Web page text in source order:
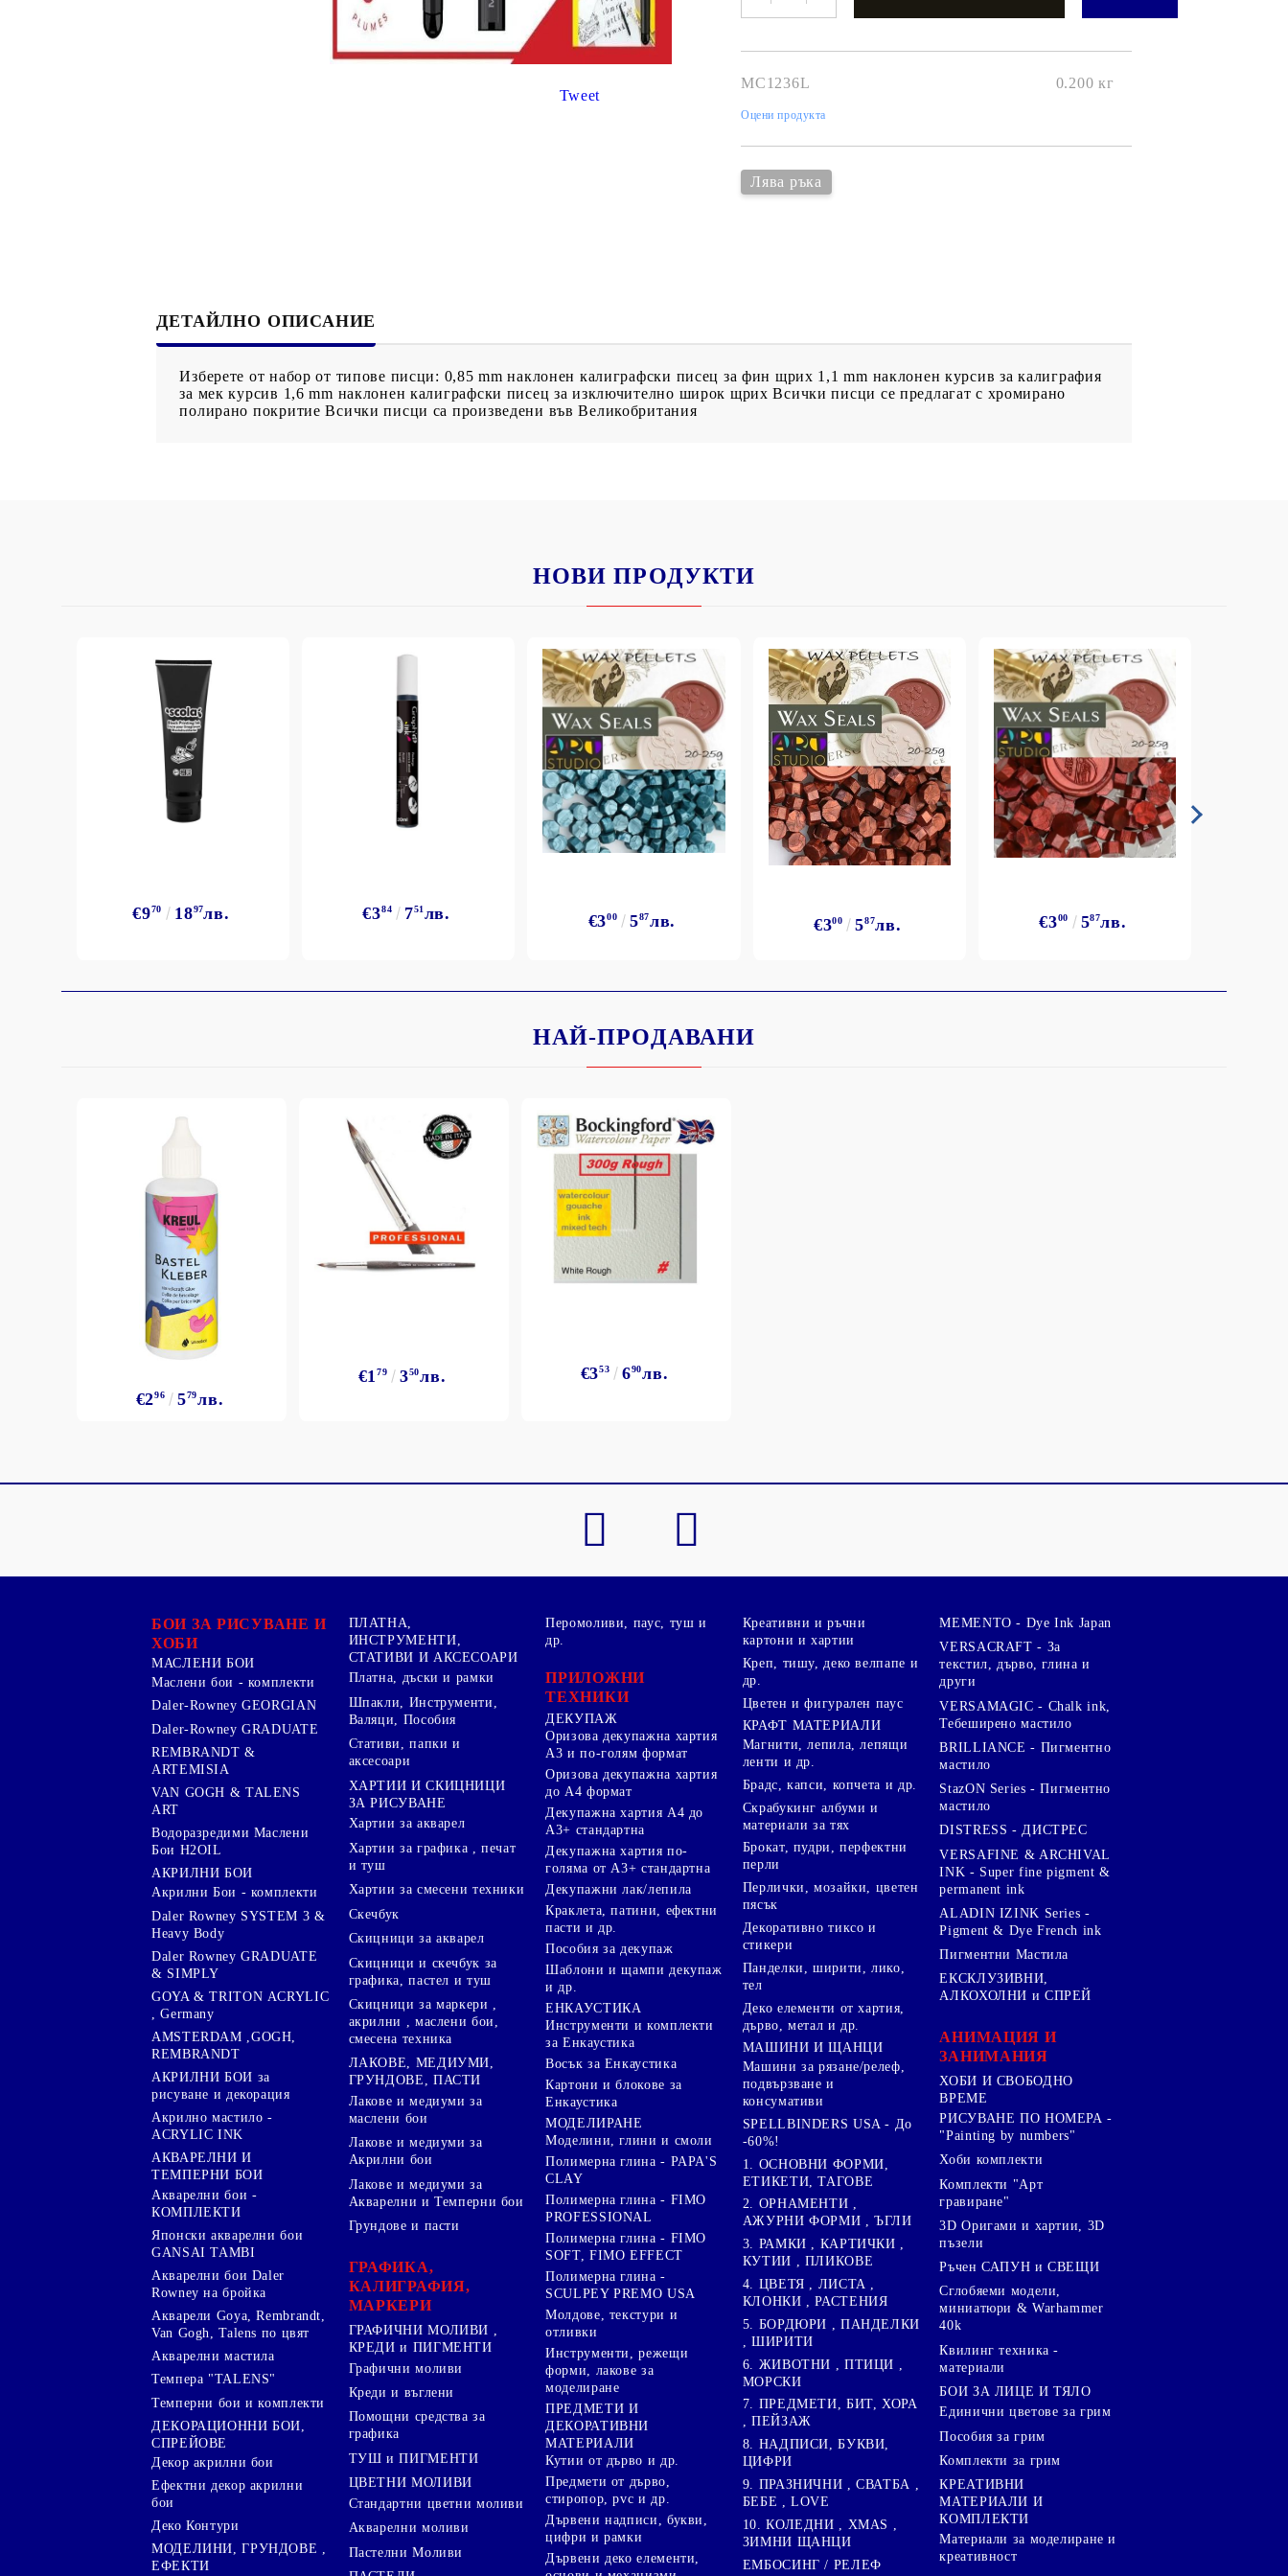
Моят профил
BGN EUR
EN
Гумирани листи, пера, шринк пластмаса и др.
10. КОЛЕДНИ , XMAS , ЗИМНИ
глина и други
Тебеширено мастило
BRILLIANCE - Пигментно мастило
ВОСЪЦИ
ХАРТИИ, ЗАГОТОВКИ ЗА
КАРТИЧКИ, ПЛИКОВЕ
Креп, тишу, деко велпапе и др.
Цветен и фигурален паус
ЕМБОСИНГ / РЕЛЕФ ТЕХНИКА
Tweet
MC1236L 0.200 кг
Оцени продукта
Лява ръка
ДЕТАЙЛНО ОПИСАНИЕ
Изберете от набор от типове писци: 0,85 mm наклонен калиграфски писец за фин щрих 1,1 mm наклонен курсив за калиграфия
за мек курсив 1,6 mm наклонен калиграфски писец за изключително широк щрих Всички писци се предлагат с хромирано
полирано покритие Всички писци са произведени във Великобритания
НОВИ ПРОДУКТИ
€970 1897лв. €384 751лв. €300 587лв. €300 587лв. €300 587лв.
НАЙ-ПРОДАВАНИ
€296 579лв.
€179 350лв. €353 690лв.
БОИ ЗА РИСУВАНЕ И
ХОБИ
МАСЛЕНИ БОИ
Маслени бои - комплекти
Daler-Rowney GEORGIAN
Daler-Rowney GRADUATE
REMBRANDT &
ARTEMISIA
VAN GOGH & TALENS
ART
Водоразредими Маслени
Бои H2OIL
АКРИЛНИ БОИ
Акрилни Бои - комплекти
Daler Rowney SYSTEM 3 &
Heavy Body
Daler Rowney GRADUATE
& SIMPLY
GOYA & TRITON АCRYLIC
, Germany
AMSTERDAM ,GOGH,
REMBRANDT
АКРИЛНИ БОИ за
рисуване и декорация
Акрилно мастило -
ACRYLIC INK
АКВАРЕЛНИ И
ТЕМПЕРНИ БОИ
Акварелни бои -
КОМПЛЕКТИ
Японски акварелни бои
GANSAI TAMBI
Акварелни бои Daler
Rowney на бройка
Акварели Goya, Rembrandt,
Van Gogh, Talens по цвят
Акварелни мастила
Темпера "TALENS"
Темперни бои и комплекти
ДЕКОРАЦИОННИ БОИ,
СПРЕЙОВЕ
Декор акрилни бои
Ефектни декор акрилни
бои
Деко Контури
МОДЕЛИНИ, ГРУНДОВЕ ,
ЕФЕКТИ
ПЛАТНА,
ИНСТРУМЕНТИ,
СТАТИВИ И АКСЕСОАРИ
Платна, дъски и рамки
Шпакли, Инструменти,
Валяци, Пособия
Стативи, папки и
аксесоари
ХАРТИИ И СКИЦНИЦИ
ЗА РИСУВАНЕ
Хартии за акварел
Хартии за графика , печат
и туш
Хартии за смесени техники
Скечбук
Скицници за акварел
Скицници и скечбук за
графика, пастел и туш
Скицници за маркери ,
акрилни , маслени бои,
смесена техника
ЛАКОВЕ, МЕДИУМИ,
ГРУНДОВЕ, ПАСТИ
Лакове и медиуми за
маслени бои
Лакове и медиуми за
Акрилни бои
Лакове и медиуми за
Акварелни и Темперни бои
Грундове и пасти
ГРАФИКА,
КАЛИГРАФИЯ,
МАРКЕРИ
ГРАФИЧНИ МОЛИВИ ,
КРЕДИ и ПИГМЕНТИ
Графични моливи
Креди и въглени
Помощни средства за
графика
ТУШ и ПИГМЕНТИ
ЦВЕТНИ МОЛИВИ
Стандартни цветни моливи
Акварелни моливи
Пастелни Моливи
Перомоливи, паус, туш и
др.
ПРИЛОЖНИ
ТЕХНИКИ
ДЕКУПАЖ
Оризова декупажна хартия
А3 и по-голям формат
Оризова декупажна хартия
до А4 формат
Декупажна хартия А4 до
А3+ стандартна
Декупажна хартия по-
голяма от А3+ стандартна
Декупажни лак/лепила
Краклета, патини, ефектни
пасти и др.
Пособия за декупаж
Шаблони и щампи декупаж
и др.
ЕНКАУСТИКА
Инструменти и комплекти
за Енкаустика
Восък за Енкаустика
Картони и блокове за
Енкаустика
МОДЕЛИРАНЕ
Моделини, глини и смоли
Полимерна глина - PAPA'S
CLAY
Полимерна глина - FIMO
PROFESSIONAL
Полимерна глина - FIMO
SOFT, FIMO EFFECT
Полимерна глина -
SCULPEY PREMO USA
Молдове, текстури и
отливки
Инструменти, режещи
форми, лакове за
моделиране
ПРЕДМЕТИ И
ДЕКОРАТИВНИ
МАТЕРИАЛИ
Кутии от дърво и др.
Предмети от дърво,
стиропор, pvc и др.
Дървени надписи, букви,
цифри и рамки
Дървени деко елементи,
Креативни и ръчни
картони и хартии
Креп, тишу, деко велпапе и
др.
Цветен и фигурален паус
КРАФТ МАТЕРИАЛИ
Магнити, лепила, лепящи
ленти и др.
Брадс, капси, копчета и др.
Скрабукинг албуми и
материали за тях
Брокат, пудри, перфектни
перли
Перлички, мозайки, цветен
пясък
Декоративно тиксо и
стикери
Панделки, ширити, лико,
тел
Деко елементи от хартия,
дърво, метал и др.
МАШИНИ И ЩАНЦИ
Машини за рязане/релеф,
подвързване и
консумативи
SPELLBINDERS USA - До
-60%!
1. ОСНОВНИ ФОРМИ,
ЕТИКЕТИ, ТАГОВЕ
2. ОРНАМЕНТИ ,
АЖУРНИ ФОРМИ , ЪГЛИ
3. РАМКИ , КАРТИЧКИ ,
КУТИИ , ПЛИКОВЕ
4. ЦВЕТЯ , ЛИСТА ,
КЛОНКИ , РАСТЕНИЯ
5. БОРДЮРИ , ПАНДЕЛКИ
, ШИРИТИ
6. ЖИВОТНИ , ПТИЦИ ,
МОРСКИ
7. ПРЕДМЕТИ, БИТ, ХОРА
, ПЕЙЗАЖ
8. НАДПИСИ, БУКВИ,
ЦИФРИ
9. ПРАЗНИЧНИ , СВАТБА ,
БЕБЕ , LOVE
10. КОЛЕДНИ , XMAS ,
ЗИМНИ ЩАНЦИ
ЕМБОСИНГ / РЕЛЕФ
MEMENTO - Dye Ink Japan
VERSACRAFT - За
текстил, дърво, глина и
други
VERSAMAGIC - Chalk ink,
Тебеширено мастило
BRILLIANCE - Пигментно
мастило
StazON Series - Пигментно
мастило
DISTRESS - ДИСТРЕС
VERSAFINE & ARCHIVAL
INK - Super fine pigment &
permanent ink
ALADIN IZINK Series -
Pigment & Dye French ink
Пигментни Мастила
ЕКСКЛУЗИВНИ,
АЛКОХОЛНИ и СПРЕЙ
АНИМАЦИЯ И
ЗАНИМАНИЯ
ХОБИ И СВОБОДНО
ВРЕМЕ
РИСУВАНЕ ПО НОМЕРА -
"Painting by numbers"
Хоби комплекти
Комплекти "Арт
гравиране"
3D Оригами и хартии, 3D
пъзели
Ръчен САПУН и СВЕЩИ
Сглобяеми модели,
миниатюри & Warhammer
40k
Квилинг техника -
материали
БОИ ЗА ЛИЦЕ И ТЯЛО
Единични цветове за грим
Пособия за грим
Комплекти за грим
КРЕАТИВНИ
МАТЕРИАЛИ И
КОМПЛЕКТИ
Mатериали за моделиране и
креативност